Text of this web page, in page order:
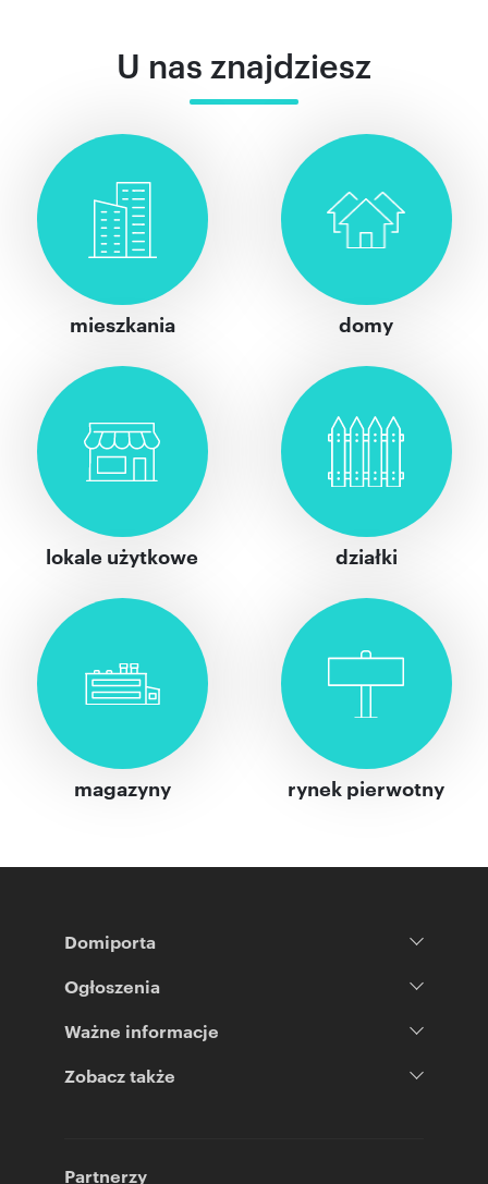
U nas znajdziesz
mieszkania domy
lokale użytkowe działki
magazyny rynek pierwotny
Domiporta
Ogłoszenia
Ważne informacje
Zobacz także
Partnerzy